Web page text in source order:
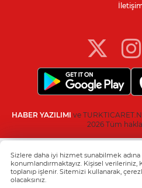
HABER YAZILIMI ve
2026 Tüm
Sizlere daha iyi hizmet sunabilmek
konumlandırmaktayız. Kişisel verileriniz,
toplanıp işlenir. Sitemizi kullanarak,
olacaksınız.